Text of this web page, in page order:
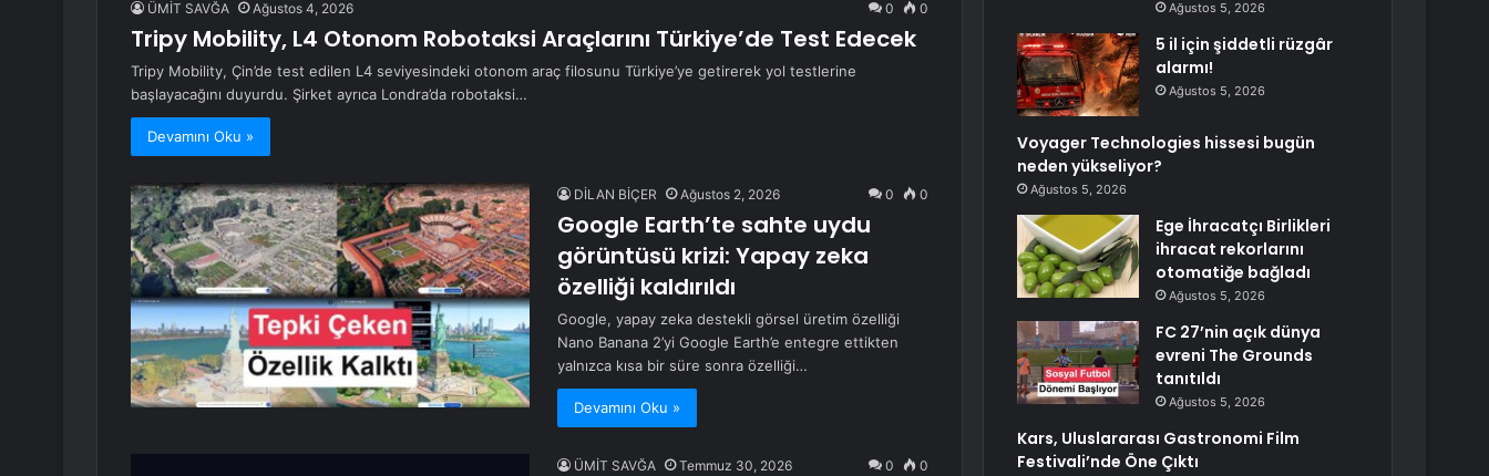
ÜMİT SAVĞA Ağustos 4, 2026 0 0
Tripy Mobility, L4 Otonom Robotaksi Araçlarını Türkiye’de Test Edecek
Tripy Mobility, Çin’de test edilen L4 seviyesindeki otonom araç filosunu Türkiye’ye getirerek yol testlerine
başlayacağını duyurdu. Şirket ayrıca Londra’da robotaksi…
Devamını Oku »
DİLAN BİÇER Ağustos 2, 2026 0 0
Google Earth’te sahte uydu
görüntüsü krizi: Yapay zeka
özelliği kaldırıldı
Google, yapay zeka destekli görsel üretim özelliği
Nano Banana 2’yi Google Earth’e entegre ettikten
yalnızca kısa bir süre sonra özelliği…
Devamını Oku »
ÜMİT SAVĞA Temmuz 30, 2026 0 0
Ağustos 5, 2026
5 il için şiddetli rüzgâr
alarmı!
Ağustos 5, 2026
Voyager Technologies hissesi bugün
neden yükseliyor?
Ağustos 5, 2026
Ege İhracatçı Birlikleri
ihracat rekorlarını
otomatiğe bağladı
Ağustos 5, 2026
FC 27’nin açık dünya
evreni The Grounds
tanıtıldı
Ağustos 5, 2026
Kars, Uluslararası Gastronomi Film
Festivali’nde Öne Çıktı